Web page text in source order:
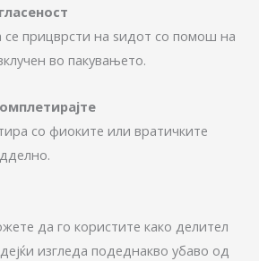
се прицврсти на ѕидот со помош на
во пакувањето.
со фиоките или вратичките
да го користите како делител
изгледа подеднакво убаво од